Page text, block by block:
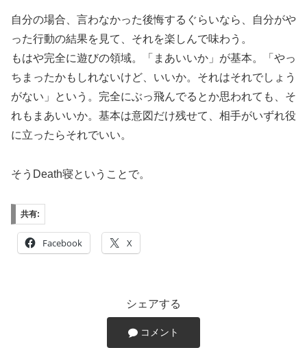
自分の場合、言わなかった後悔するぐらいなら、自分がや
った行動の結果を見て、それを楽しんで味わう。
もはや完全に遊びの領域。「まあいいか」が基本。「やっ
ちまったかもしれないけど、いいか。それはそれでしょう
がない」という。完全にぶっ飛んでるとか思われても、そ
れもまあいいか。基本は意図だけ残せて、相手がいずれ役
に立ったらそれでいい。
そうDeath寝ということで。
共有:
Facebook X
シェアする
コメント